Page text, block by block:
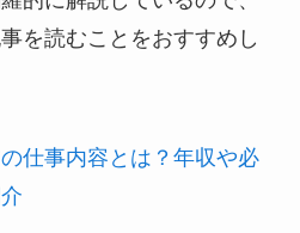
を読むことをおすすめし
仕事内容とは？年収や必